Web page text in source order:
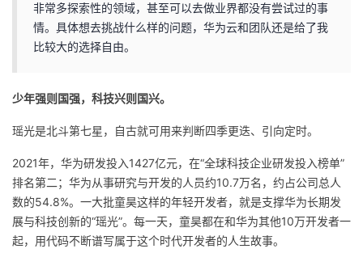
非常多探索性的领域，甚至可以去做业界都没有尝试过的事
情。具体想去挑战什么样的问题，华为云和团队还是给了我
比较大的选择自由。
少年强则国强，科技兴则国兴。
瑶光是北斗第七星，自古就可用来判断四季更迭、引向定时。
2021年，华为研发投入1427亿元，在“全球科技企业研发投入榜单”
排名第二；华为从事研究与开发的人员约10.7万名，约占公司总人
数的54.8%。一大批童昊这样的年轻开发者，就是支撑华为长期发
展与科技创新的“瑶光”。每一天，童昊都在和华为其他10万开发者一
起，用代码不断谱写属于这个时代开发者的人生故事。